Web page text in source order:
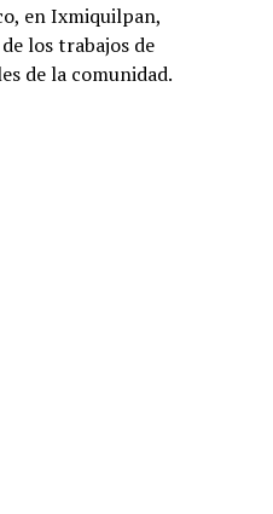
en Ixmiquilpan,
los trabajos de
de la comunidad.